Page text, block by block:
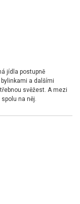
jídla postupně
a dalšími
svěžest. A mezi
na něj.